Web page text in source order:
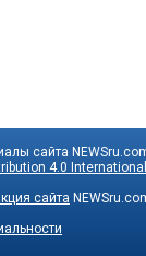
сайта
4.0 International
сайта